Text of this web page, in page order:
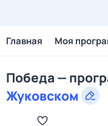
Главная Моя
Победа —
Жуковском